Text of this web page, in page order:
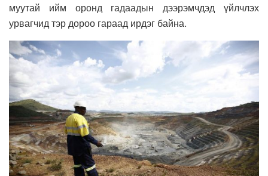
муутай ийм оронд гадаадын дээрэмчдэд үйлчлэх
урвагчид тэр дороо гараад ирдэг байна.